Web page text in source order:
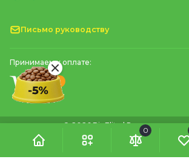
Письмо руководству
Принимаем к оплате:
© 2026 BioElite | Все права
м. Київ, проспект Литовський, 8А
0